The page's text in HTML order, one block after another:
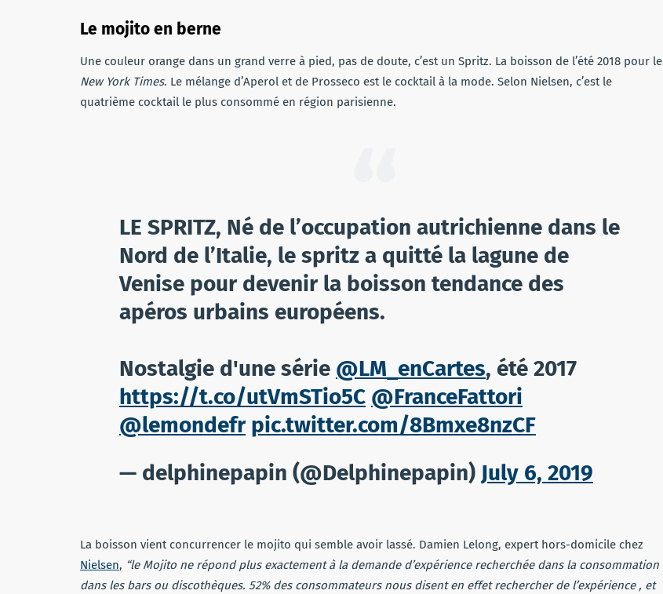
Le mojito en berne
Une couleur orange dans un grand verre à pied, pas de doute, c’est un Spritz. La boisson de l’été 2018 pour le
New York Times. Le mélange d’Aperol et de Prosseco est le cocktail à la mode. Selon Nielsen, c’est le
quatrième cocktail le plus consommé en région parisienne.
LE SPRITZ, Né de l’occupation autrichienne dans le
Nord de l’Italie, le spritz a quitté la lagune de
Venise pour devenir la boisson tendance des
apéros urbains européens.
Nostalgie d'une série @LM_enCartes, été 2017
https://t.co/utVmSTio5C @FranceFattori
@lemondefr pic.twitter.com/8Bmxe8nzCF
— delphinepapin (@Delphinepapin) July 6, 2019
La boisson vient concurrencer le mojito qui semble avoir lassé. Damien Lelong, expert hors-domicile chez
Nielsen, “le Mojito ne répond plus exactement à la demande d’expérience recherchée dans la consommation
dans les bars ou discothèques. 52% des consommateurs nous disent en effet rechercher de l’expérience , et